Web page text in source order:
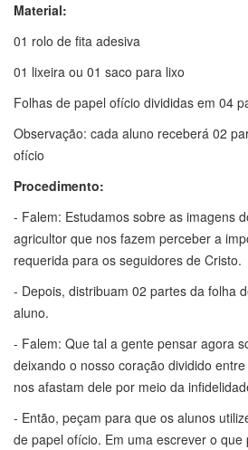
Material:
01 rolo de fita adesiva
01 lixeira ou 01 saco para lixo
Folhas de papel ofício divididas em 04
Observação: cada aluno receberá 02
ofício
Procedimento:
- Falem: Estudamos sobre as imagens
agricultor que nos fazem perceber a
requerida para os seguidores de Cristo.
- Depois, distribuam 02 partes da folha
aluno.
- Falem: Que tal a gente pensar agora
deixando o nosso coração dividido
nos afastam dele por meio da
- Então, peçam para que os alunos
de papel ofício. Em uma escrever o